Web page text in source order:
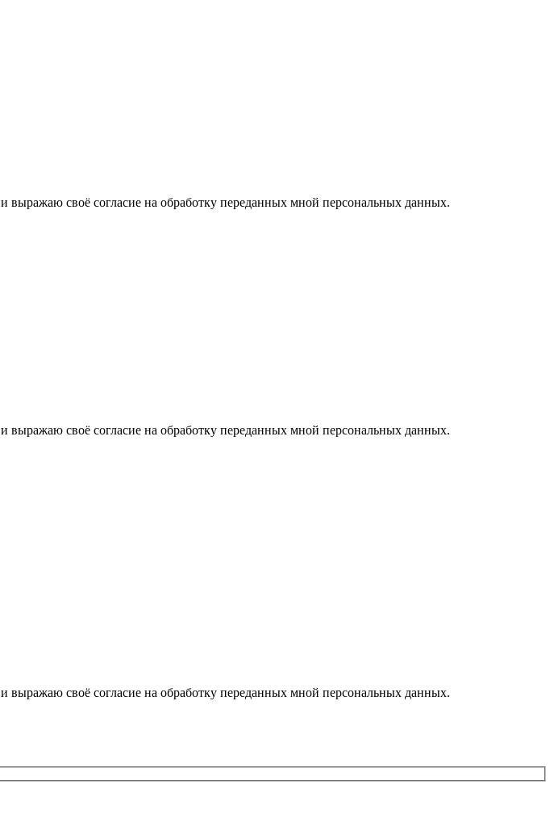
и выражаю своё согласие на обработку переданных мной персональных данных.
и выражаю своё согласие на обработку переданных мной персональных данных.
и выражаю своё согласие на обработку переданных мной персональных данных.